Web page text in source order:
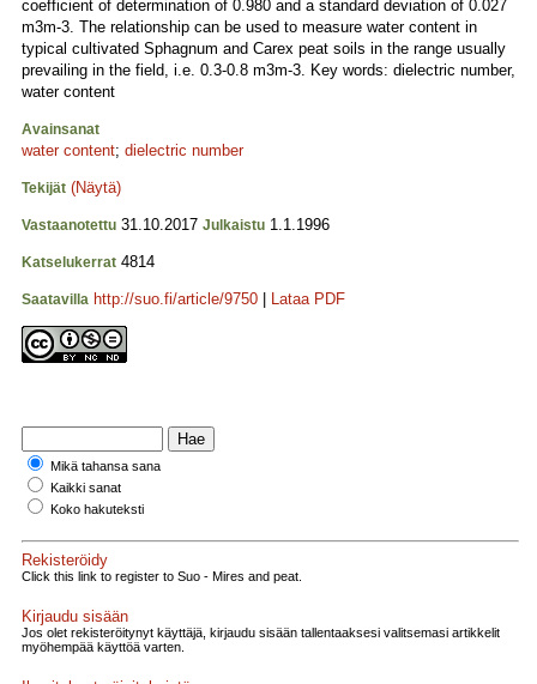
coefficient of determination of 0.980 and a standard deviation of 0.027
m3m-3. The relationship can be used to measure water content in
typical cultivated Sphagnum and Carex peat soils in the range usually
prevailing in the field, i.e. 0.3-0.8 m3m-3. Key words: dielectric number,
water content
Avainsanat
water content; dielectric number
Tekijät (Näytä)
Vastaanotettu 31.10.2017 Julkaistu 1.1.1996
Katselukerrat 4814
Saatavilla http://suo.fi/article/9750 Lataa PDF
Mikä tahansa sana
Kaikki sanat
Koko hakuteksti
Rekisteröidy
Click this link to register to Suo - Mires and peat.
Kirjaudu sisään
Jos olet rekisteröitynyt käyttäjä, kirjaudu sisään tallentaaksesi valitsemasi artikkelit
myöhempää käyttöä varten.